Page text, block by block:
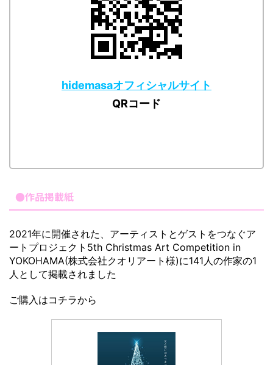
hidemasaオフィシャルサイト
QRコード
●作品掲載紙
2021年に開催された、アーティストとゲストをつなぐア
ートプロジェクト5th Christmas Art Competition in
YOKOHAMA(株式会社クオリアート様)に141人の作家の1
人として掲載されました
ご購入はコチラから